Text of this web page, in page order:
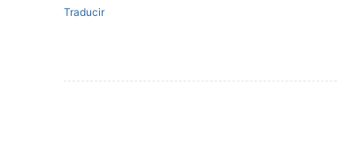
Traducir